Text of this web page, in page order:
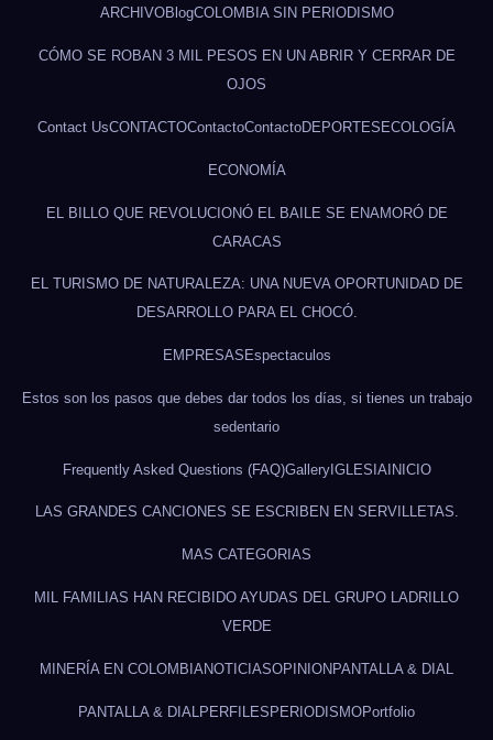
ARCHIVOBlogCOLOMBIA SIN PERIODISMO
CÓMO SE ROBAN 3 MIL PESOS EN UN ABRIR Y CERRAR DE
OJOS
Contact UsCONTACTOContactoContactoDEPORTES ECOLOGÍA
ECONOMÍA
EL BILLO QUE REVOLUCIONÓ EL BAILE SE ENAMORÓ DE
CARACAS
EL TURISMO DE NATURALEZA: UNA NUEVA OPORTUNIDAD DE
DESARROLLO PARA EL CHOCÓ.
EMPRESAS Espectaculos
Estos son los pasos que debes dar todos los días, si tienes un trabajo
sedentario
Frequently Asked Questions (FAQ)GalleryIGLESIAINICIO
LAS GRANDES CANCIONES SE ESCRIBEN EN SERVILLETAS.
MAS CATEGORIAS
MIL FAMILIAS HAN RECIBIDO AYUDAS DEL GRUPO LADRILLO
VERDE
MINERÍA EN COLOMBIA NOTICIASOPINION PANTALLA & DIAL
PANTALLA & DIAL PERFILESPERIODISMOPortfolio